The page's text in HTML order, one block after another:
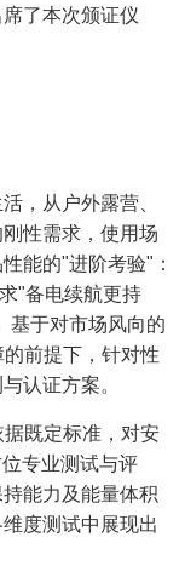
了本次颁证仪
，从户外露营、
性需求，使用场
能的"进阶考验"：
"备电续航更持
基于对市场风向的
前提下，针对性
认证方案。
既定标准，对安
专业测试与评
能力及能量体积
度测试中展现出